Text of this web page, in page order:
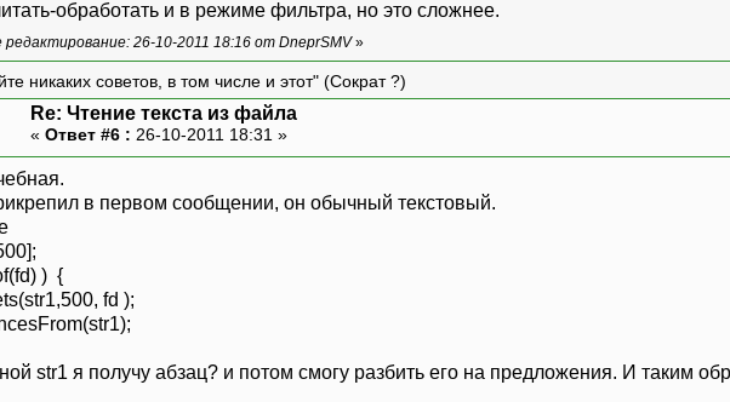
обработать и в режиме фильтра, но это сложнее.
редактирование: 26-10-2011 18:16 от DneprSMV»
никаких советов, в том числе и этот" (Сократ ?)
Re: Чтение текста из файла
« Ответ #6 : 26-10-2011 18:31 »
в первом сообщении, он обычный текстовый.
) {
fd );
str1 я получу абзац? и потом смогу разбить его на предложения. И таким